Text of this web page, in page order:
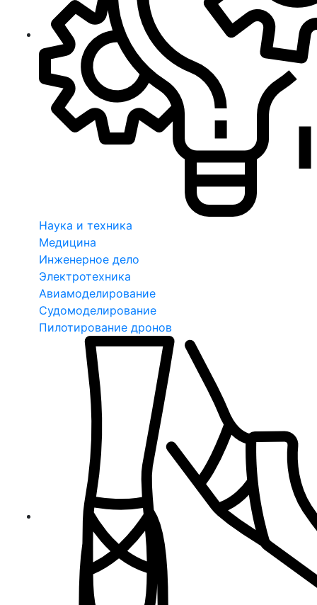
Наука и техника
Медицина
Инженерное дело
Электротехника
Авиамоделирование
Судомоделирование
Пилотирование дронов